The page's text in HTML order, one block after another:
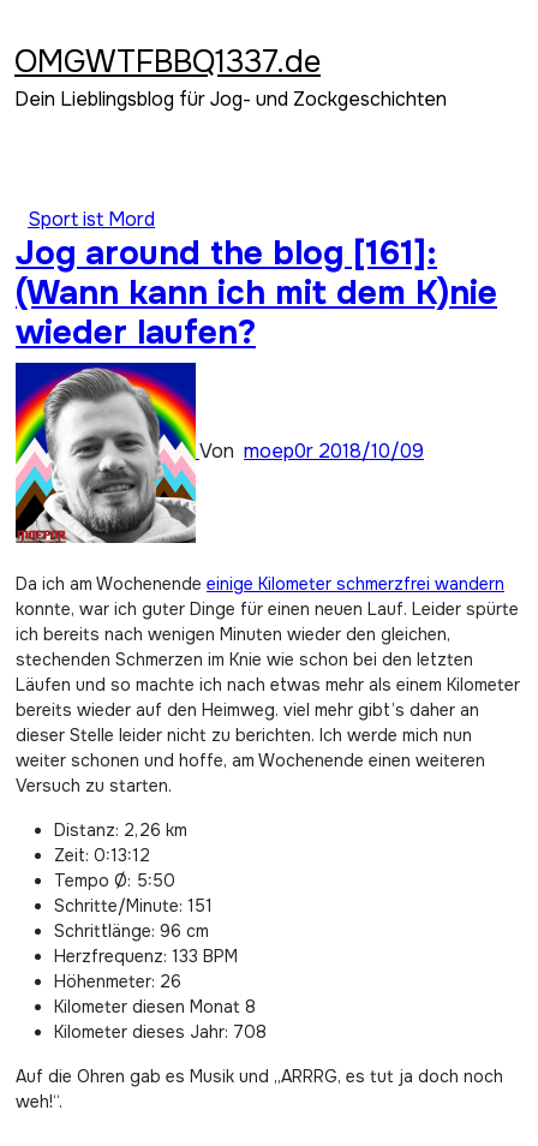
springen
OMGWTFBBQ1337.de
Dein Lieblingsblog für Jog- und Zockgeschichten
Sport ist Mord
Jog around the blog [161]:
(Wann kann ich mit dem K)nie
wieder laufen?
Von moep0r 2018/10/09
Da ich am Wochenende einige Kilometer schmerzfrei wandern
konnte, war ich guter Dinge für einen neuen Lauf. Leider spürte
ich bereits nach wenigen Minuten wieder den gleichen,
stechenden Schmerzen im Knie wie schon bei den letzten
Läufen und so machte ich nach etwas mehr als einem Kilometer
bereits wieder auf den Heimweg. viel mehr gibt’s daher an
dieser Stelle leider nicht zu berichten. Ich werde mich nun
weiter schonen und hoffe, am Wochenende einen weiteren
Versuch zu starten.
Distanz: 2,26 km
Zeit: 0:13:12
Tempo Ø: 5:50
Schritte/Minute: 151
Schrittlänge: 96 cm
Herzfrequenz: 133 BPM
Höhenmeter: 26
Kilometer diesen Monat 8
Kilometer dieses Jahr: 708
Auf die Ohren gab es Musik und „ARRRG, es tut ja doch noch
weh!“.